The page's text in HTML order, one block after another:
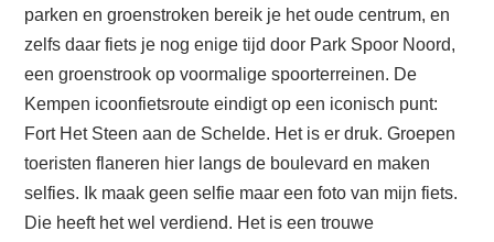
parken en groenstroken bereik je het oude centrum, en
zelfs daar fiets je nog enige tijd door Park Spoor Noord,
een groenstrook op voormalige spoorterreinen. De
Kempen icoonfietsroute eindigt op een iconisch punt:
Fort Het Steen aan de Schelde. Het is er druk. Groepen
toeristen flaneren hier langs de boulevard en maken
selfies. Ik maak geen selfie maar een foto van mijn fiets.
Die heeft het wel verdiend. Het is een trouwe